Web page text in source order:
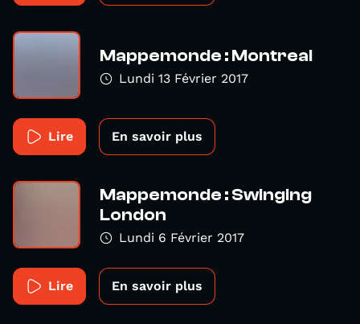
Mappemonde : Montreal
Lundi 13 Février 2017
Lire En savoir plus
Mappemonde : Swinging
London
Lundi 6 Février 2017
Lire En savoir plus